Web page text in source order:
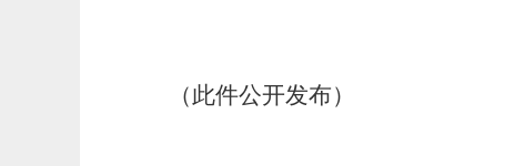
（此件公开发布）